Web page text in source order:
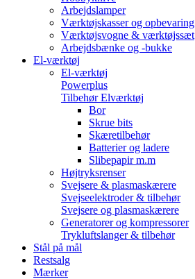
Arbejdslamper
Værktøjskasser og opbevaring
Værktøjsvogne & værktøjssæt
Arbejdsbænke og -bukke
El-værktøj
El-værktøj
Powerplus
Tilbehør Elværktøj
Bor
Skrue bits
Skæretilbehør
Batterier og ladere
Slibepapir m.m
Højtryksrenser
Svejsere & plasmaskærere
Svejseelektroder & tilbehør
Svejsere og plasmaskærere
Generatorer og kompressorer
Trykluftslanger & tilbehør
Stål på mål
Restsalg
Mærker